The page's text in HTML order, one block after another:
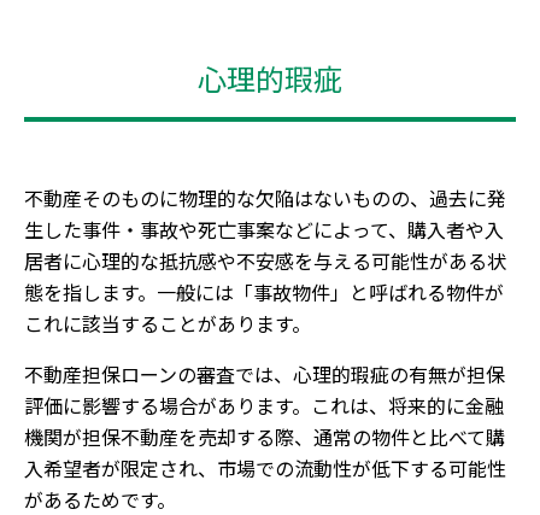
心理的瑕疵
不動産そのものに物理的な欠陥はないものの、過去に発
生した事件・事故や死亡事案などによって、購入者や入
居者に心理的な抵抗感や不安感を与える可能性がある状
態を指します。一般には「事故物件」と呼ばれる物件が
これに該当することがあります。
不動産担保ローンの審査では、心理的瑕疵の有無が担保
評価に影響する場合があります。これは、将来的に金融
機関が担保不動産を売却する際、通常の物件と比べて購
入希望者が限定され、市場での流動性が低下する可能性
があるためです。